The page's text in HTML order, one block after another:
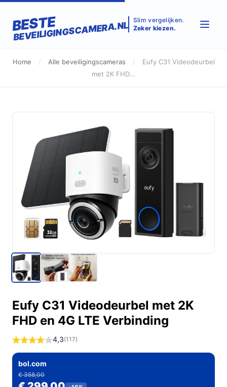
BESTE
BEVEILIGINGSCAMERA.NL Slim vergelijken.
Zeker kiezen.
Home / Alle beveiligingscameras /
Eufy C31 Videodeurbel
met 2K FHD...
Eufy C31 Videodeurbel met 2K
FHD en 4G LTE Verbinding
4,3(117)
bol.com
€ 358,00